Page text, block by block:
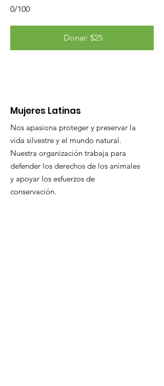
0/100
Donar: $25
Mujeres Latinas
Nos apasiona proteger y preservar la
vida silvestre y el mundo natural.
Nuestra organización trabaja para
defender los derechos de los animales
y apoyar los esfuerzos de
conservación.